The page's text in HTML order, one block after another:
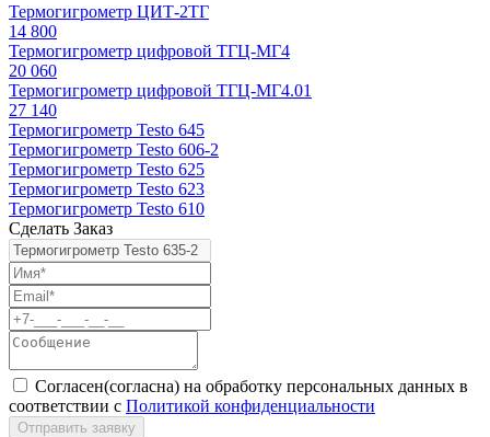
Термогигрометр ЦИТ-2ТГ
14 800
Термогигрометр цифровой ТГЦ-МГ4
20 060
Термогигрометр цифровой ТГЦ-МГ4.01
27 140
Термогигрометр Testo 645
Термогигрометр Testo 606-2
Термогигрометр Testo 625
Термогигрометр Testo 623
Термогигрометр Testo 610
Сделать Заказ
Согласен(согласна) на обработку персональных данных в
соответствии с Политикой конфиденциальности